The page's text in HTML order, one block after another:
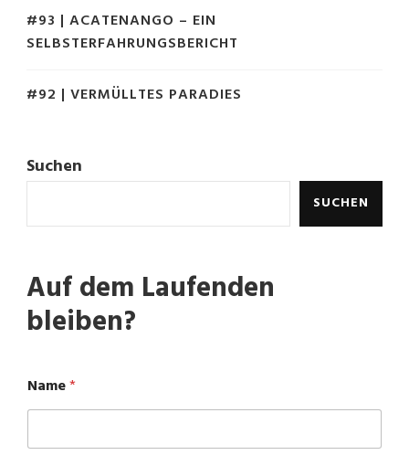
#93 | ACATENANGO – EIN
SELBSTERFAHRUNGSBERICHT
#92 | VERMÜLLTES PARADIES
Suchen
SUCHEN
Auf dem Laufenden
bleiben?
Name*